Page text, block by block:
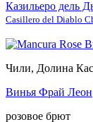
Казильеро дель
Casillero del Diablo
Чили, Долина
Винья Фрай Леон
розовое брют